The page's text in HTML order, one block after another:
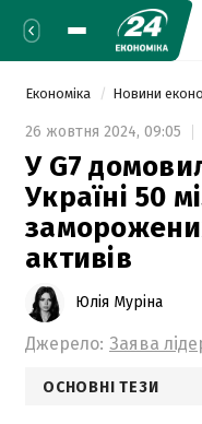
Економіка Новини
26 жовтня 2024, 09:05
У G7
Україні 50
активів
Юлія Муріна
Джерело: Заява
ОСНОВНІ ТЕЗИ